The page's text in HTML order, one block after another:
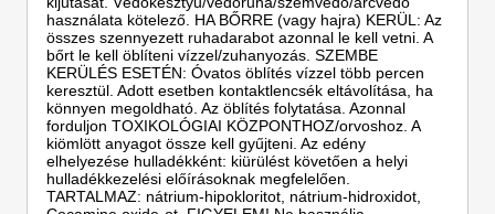
használata kötelező. HA BŐRRE (vagy hajra) KERÜL: Az
összes szennyezett ruhadarabot azonnal le kell vetni. A
bőrt le kell öblíteni vízzel/zuhanyozás. SZEMBE
KERÜLÉS ESETÉN: Óvatos öblítés vízzel több percen
keresztül. Adott esetben kontaktlencsék eltávolítása, ha
könnyen megoldható. Az öblítés folytatása. Azonnal
forduljon TOXIKOLÓGIAI KÖZPONTHOZ/orvoshoz. A
kiömlött anyagot össze kell gyűjteni. Az edény
elhelyezése hulladékként: kiürülést követően a helyi
hulladékkezelési előírásoknak megfelelően.
TARTALMAZ: nátrium-hipokloritot, nátrium-hidroxidot,